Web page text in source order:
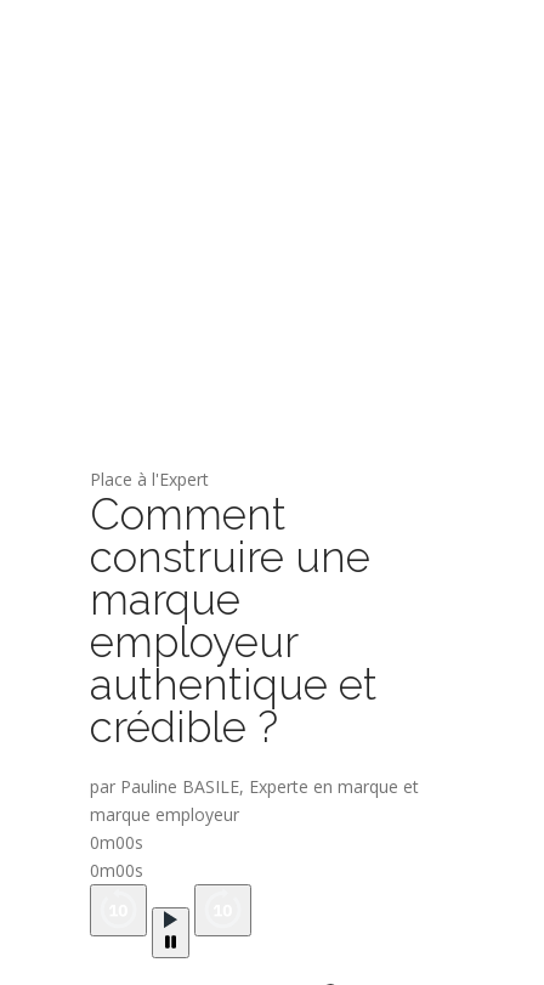
Place à l'Expert
Comment
construire une
marque
employeur
authentique et
crédible ?
par Pauline BASILE, Experte en marque et
marque employeur
0m00s
0m00s